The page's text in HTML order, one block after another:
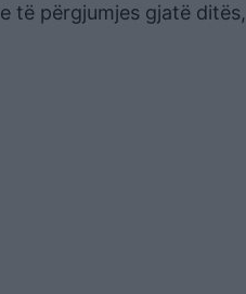
të përgjumjes gjatë ditës,